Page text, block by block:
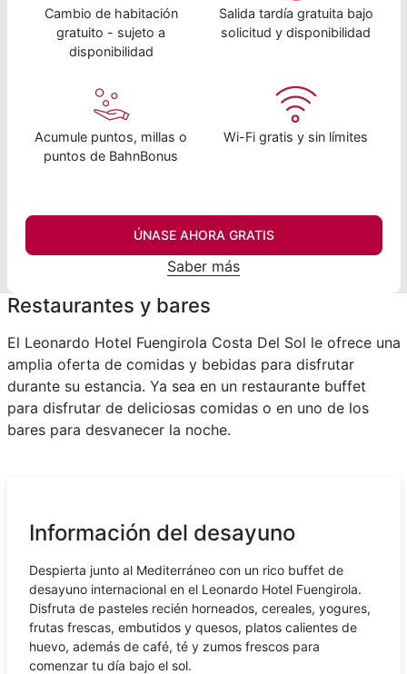
Cambio de habitación
gratuito - sujeto a
disponibilidad
Salida tardía gratuita bajo
solicitud y disponibilidad
Acumule puntos, millas o
puntos de BahnBonus
Wi-Fi gratis y sin límites
ÚNASE AHORA GRATIS
Saber más
Restaurantes y bares
El Leonardo Hotel Fuengirola Costa Del Sol le ofrece una
amplia oferta de comidas y bebidas para disfrutar
durante su estancia. Ya sea en un restaurante buffet
para disfrutar de deliciosas comidas o en uno de los
bares para desvanecer la noche.
Información del desayuno
Despierta junto al Mediterráneo con un rico buffet de
desayuno internacional en el Leonardo Hotel Fuengirola.
Disfruta de pasteles recién horneados, cereales, yogures,
frutas frescas, embutidos y quesos, platos calientes de
huevo, además de café, té y zumos frescos para
comenzar tu día bajo el sol.